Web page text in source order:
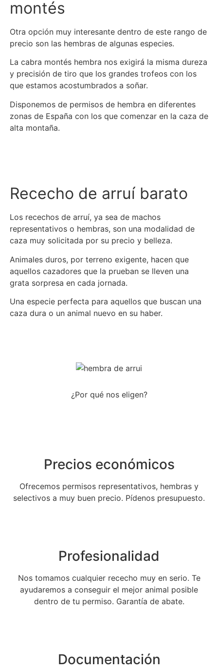
montés
Otra opción muy interesante dentro de este rango de
precio son las hembras de algunas especies.
La cabra montés hembra nos exigirá la misma dureza
y precisión de tiro que los grandes trofeos con los
que estamos acostumbrados a soñar.
Disponemos de permisos de hembra en diferentes
zonas de España con los que comenzar en la caza de
alta montaña.
Rececho de arruí barato
Los recechos de arruí, ya sea de machos
representativos o hembras, son una modalidad de
caza muy solicitada por su precio y belleza.
Animales duros, por terreno exigente, hacen que
aquellos cazadores que la prueban se lleven una
grata sorpresa en cada jornada.
Una especie perfecta para aquellos que buscan una
caza dura o un animal nuevo en su haber.
¿Por qué nos eligen?
Precios económicos
Ofrecemos permisos representativos, hembras y
selectivos a muy buen precio. Pídenos presupuesto.
Profesionalidad
Nos tomamos cualquier rececho muy en serio. Te
ayudaremos a conseguir el mejor animal posible
dentro de tu permiso. Garantía de abate.
Documentación